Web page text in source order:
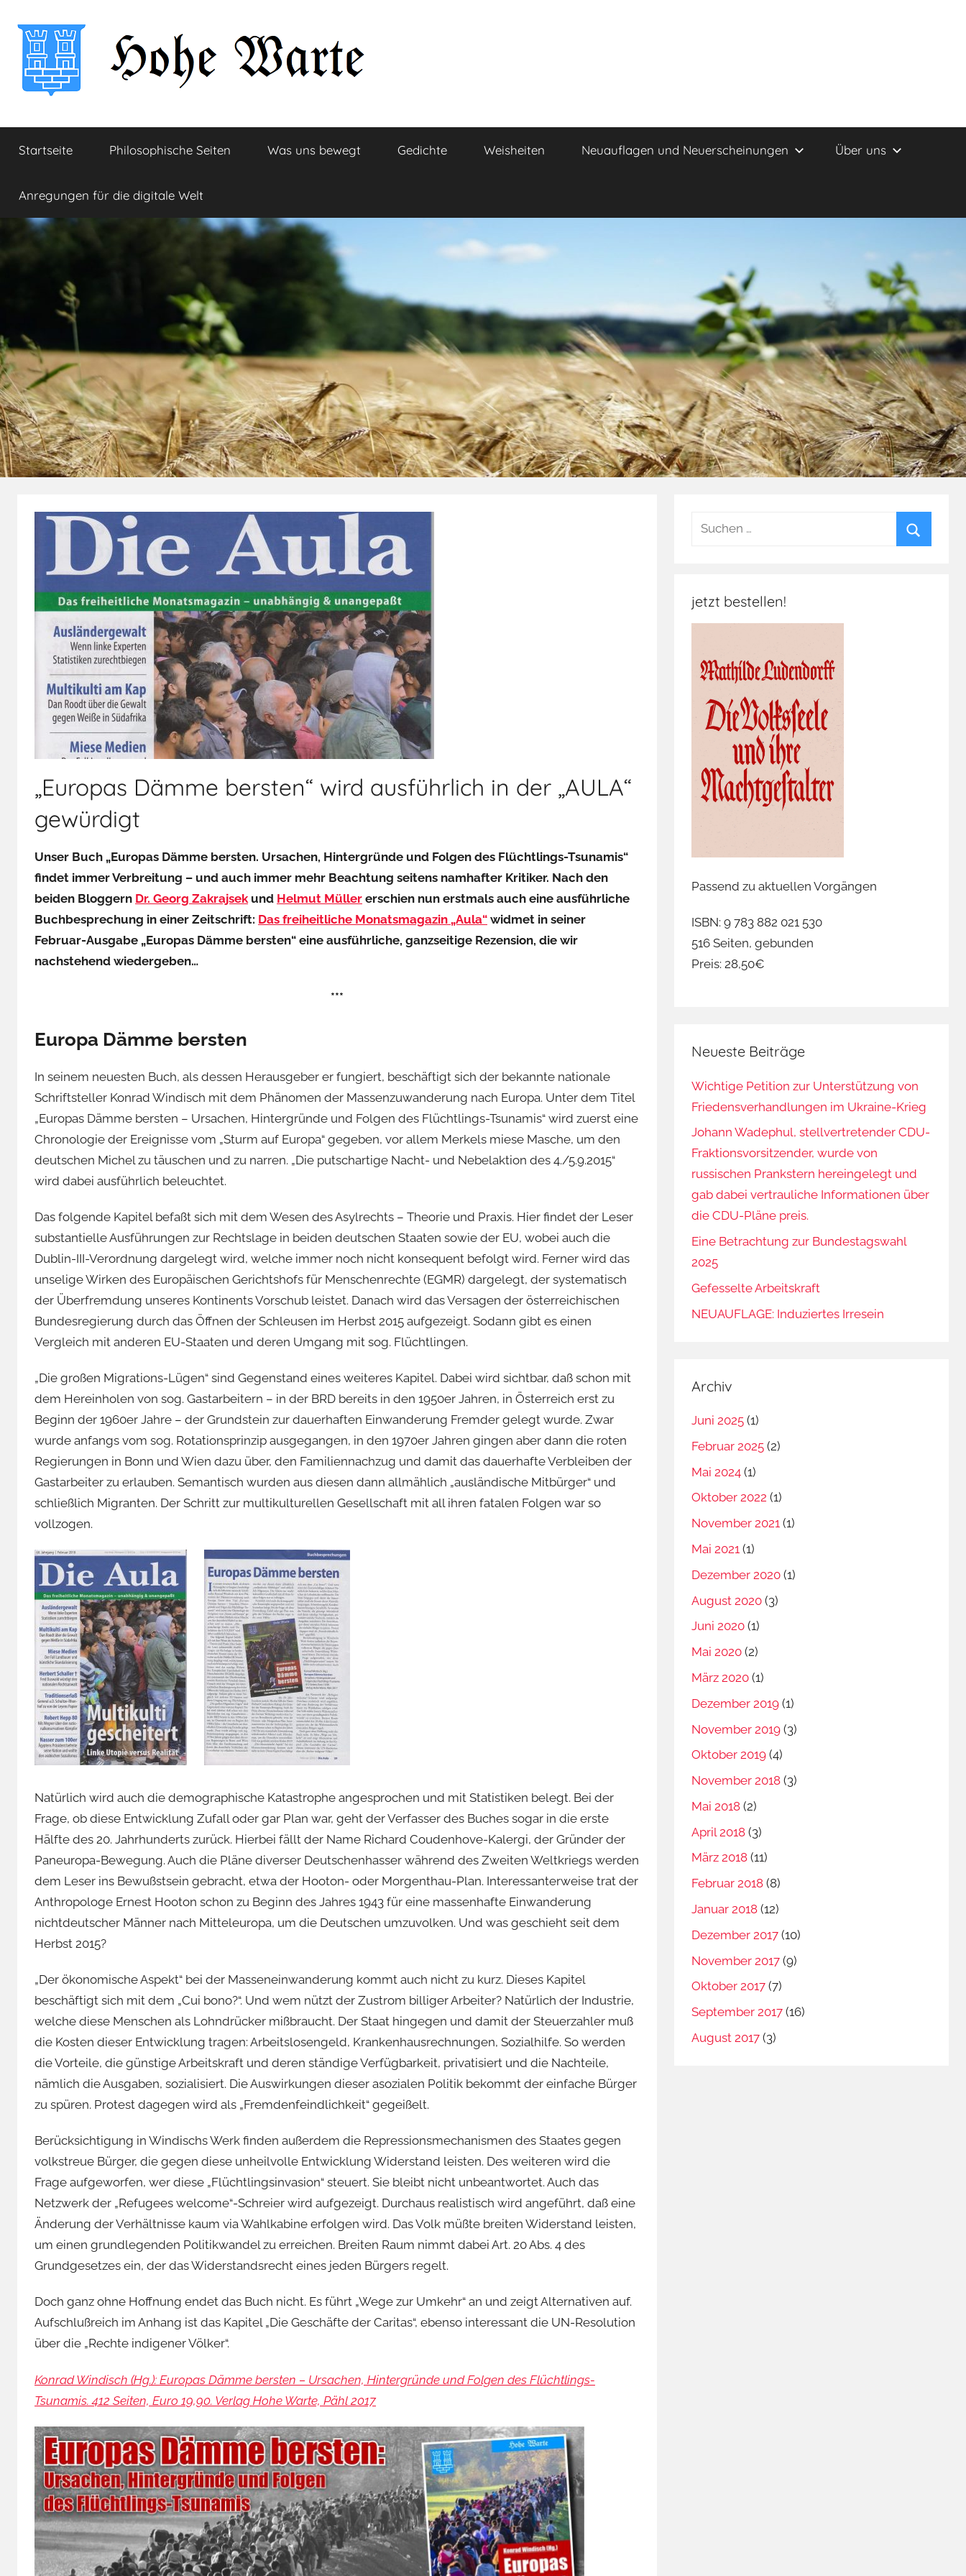
Inhalt
springen
Hohe
Warte
Startseite Philosophische Seiten Was uns bewegt Gedichte Weisheiten Neuauflagen und Neuerscheinungen Über uns
Anregungen für die digitale Welt
„Europas Dämme bersten“ wird ausführlich in der „AULA“
gewürdigt
Unser Buch „Europas Dämme bersten. Ursachen, Hintergründe und Folgen des Flüchtlings-Tsunamis“
findet immer Verbreitung – und auch immer mehr Beachtung seitens namhafter Kritiker. Nach den
beiden Bloggern Dr. Georg Zakrajsek und Helmut Müller erschien nun erstmals auch eine ausführliche
Buchbesprechung in einer Zeitschrift: Das freiheitliche Monatsmagazin „Aula“ widmet in seiner
Februar-Ausgabe „Europas Dämme bersten“ eine ausführliche, ganzseitige Rezension, die wir
nachstehend wiedergeben…
***
Europa Dämme bersten
In seinem neuesten Buch, als dessen Herausgeber er fungiert, beschäftigt sich der bekannte nationale
Schriftsteller Konrad Windisch mit dem Phänomen der Massenzuwanderung nach Europa. Unter dem Titel
„Europas Dämme bersten – Ursachen, Hintergründe und Folgen des Flüchtlings-Tsunamis“ wird zuerst eine
Chronologie der Ereignisse vom „Sturm auf Europa“ gegeben, vor allem Merkels miese Masche, um den
deutschen Michel zu täuschen und zu narren. „Die putschartige Nacht- und Nebelaktion des 4./5.9.2015“
wird dabei ausführlich beleuchtet.
Das folgende Kapitel befaßt sich mit dem Wesen des Asylrechts – Theorie und Praxis. Hier findet der Leser
substantielle Ausführungen zur Rechtslage in beiden deutschen Staaten sowie der EU, wobei auch die
Dublin-III-Verordnung dargelegt wird, welche immer noch nicht konsequent befolgt wird. Ferner wird das
unselige Wirken des Europäischen Gerichtshofs für Menschenrechte (EGMR) dargelegt, der systematisch
der Überfremdung unseres Kontinents Vorschub leistet. Danach wird das Versagen der österreichischen
Bundesregierung durch das Öffnen der Schleusen im Herbst 2015 aufgezeigt. Sodann gibt es einen
Vergleich mit anderen EU-Staaten und deren Umgang mit sog. Flüchtlingen.
„Die großen Migrations-Lügen“ sind Gegenstand eines weiteres Kapitel. Dabei wird sichtbar, daß schon mit
dem Hereinholen von sog. Gastarbeitern – in der BRD bereits in den 1950er Jahren, in Österreich erst zu
Beginn der 1960er Jahre – der Grundstein zur dauerhaften Einwanderung Fremder gelegt wurde. Zwar
wurde anfangs vom sog. Rotationsprinzip ausgegangen, in den 1970er Jahren gingen aber dann die roten
Regierungen in Bonn und Wien dazu über, den Familiennachzug und damit das dauerhafte Verbleiben der
Gastarbeiter zu erlauben. Semantisch wurden aus diesen dann allmählich „ausländische Mitbürger“ und
schließlich Migranten. Der Schritt zur multikulturellen Gesellschaft mit all ihren fatalen Folgen war so
vollzogen.
Natürlich wird auch die demographische Katastrophe angesprochen und mit Statistiken belegt. Bei der
Frage, ob diese Entwicklung Zufall oder gar Plan war, geht der Verfasser des Buches sogar in die erste
Hälfte des 20. Jahrhunderts zurück. Hierbei fällt der Name Richard Coudenhove-Kalergi, der Gründer der
Paneuropa-Bewegung. Auch die Pläne diverser Deutschenhasser während des Zweiten Weltkriegs werden
dem Leser ins Bewußstsein gebracht, etwa der Hooton- oder Morgenthau-Plan. Interessanterweise trat der
Anthropologe Ernest Hooton schon zu Beginn des Jahres 1943 für eine massenhafte Einwanderung
nichtdeutscher Männer nach Mitteleuropa, um die Deutschen umzuvolken. Und was geschieht seit dem
Herbst 2015?
„Der ökonomische Aspekt“ bei der Masseneinwanderung kommt auch nicht zu kurz. Dieses Kapitel
beschäftigt sich mit dem „Cui bono?“. Und wem nützt der Zustrom billiger Arbeiter? Natürlich der Industrie,
welche diese Menschen als Lohndrücker mißbraucht. Der Staat hingegen und damit der Steuerzahler muß
die Kosten dieser Entwicklung tragen: Arbeitslosengeld, Krankenhausrechnungen, Sozialhilfe. So werden
die Vorteile, die günstige Arbeitskraft und deren ständige Verfügbarkeit, privatisiert und die Nachteile,
nämlich die Ausgaben, sozialisiert. Die Auswirkungen dieser asozialen Politik bekommt der einfache Bürger
zu spüren. Protest dagegen wird als „Fremdenfeindlichkeit“ gegeißelt.
Berücksichtigung in Windischs Werk finden außerdem die Repressionsmechanismen des Staates gegen
volkstreue Bürger, die gegen diese unheilvolle Entwicklung Widerstand leisten. Des weiteren wird die
Frage aufgeworfen, wer diese „Flüchtlingsinvasion“ steuert. Sie bleibt nicht unbeantwortet. Auch das
Netzwerk der „Refugees welcome“-Schreier wird aufgezeigt. Durchaus realistisch wird angeführt, daß eine
Änderung der Verhältnisse kaum via Wahlkabine erfolgen wird. Das Volk müßte breiten Widerstand leisten,
um einen grundlegenden Politikwandel zu erreichen. Breiten Raum nimmt dabei Art. 20 Abs. 4 des
Grundgesetzes ein, der das Widerstandsrecht eines jeden Bürgers regelt.
Doch ganz ohne Hoffnung endet das Buch nicht. Es führt „Wege zur Umkehr“ an und zeigt Alternativen auf.
Aufschlußreich im Anhang ist das Kapitel „Die Geschäfte der Caritas“, ebenso interessant die UN-Resolution
über die „Rechte indigener Völker“.
Konrad Windisch (Hg.): Europas Dämme bersten – Ursachen, Hintergründe und Folgen des Flüchtlings-
Tsunamis. 412 Seiten, Euro 19,90. Verlag Hohe Warte, Pähl 2017
Suchen
jetzt bestellen!
Passend zu aktuellen Vorgängen
ISBN: 9 783 882 021 530
516 Seiten, gebunden
Preis: 28,50€
Neueste Beiträge
Wichtige Petition zur Unterstützung von
Friedensverhandlungen im Ukraine-Krieg
Johann Wadephul, stellvertretender CDU-
Fraktionsvorsitzender, wurde von
russischen Prankstern hereingelegt und
gab dabei vertrauliche Informationen über
die CDU-Pläne preis.
Eine Betrachtung zur Bundestagswahl
2025
Gefesselte Arbeitskraft
NEUAUFLAGE: Induziertes Irresein
Archiv
Juni 2025 (1)
Februar 2025 (2)
Mai 2024 (1)
Oktober 2022 (1)
November 2021 (1)
Mai 2021 (1)
Dezember 2020 (1)
August 2020 (3)
Juni 2020 (1)
Mai 2020 (2)
März 2020 (1)
Dezember 2019 (1)
November 2019 (3)
Oktober 2019 (4)
November 2018 (3)
Mai 2018 (2)
April 2018 (3)
März 2018 (11)
Februar 2018 (8)
Januar 2018 (12)
Dezember 2017 (10)
November 2017 (9)
Oktober 2017 (7)
September 2017 (16)
August 2017 (3)